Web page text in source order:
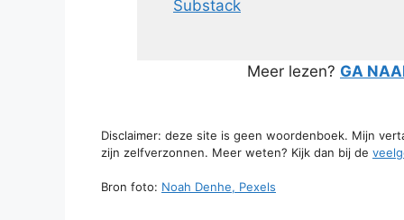
Substack
Meer lezen? GA
Disclaimer: deze site is geen woordenboek. Mijn
zijn zelfverzonnen. Meer weten? Kijk dan bij de
Bron foto: Noah Denhe, Pexels